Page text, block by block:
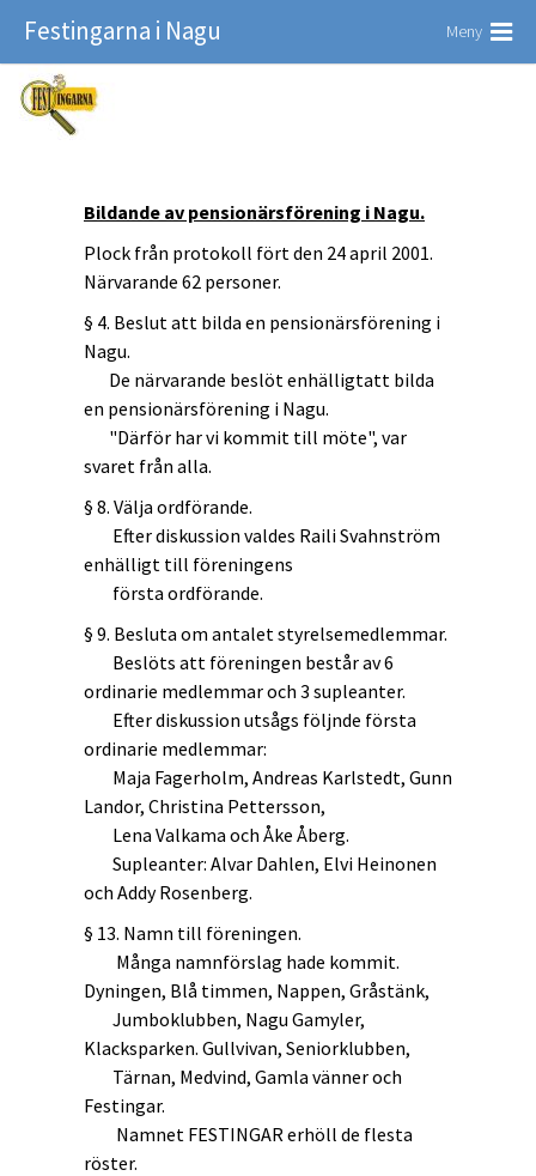
Festingarna i Nagu Meny
Bildande av pensionärsförening i Nagu.
Plock från protokoll fört den 24 april 2001.
Närvarande 62 personer.
§ 4. Beslut att bilda en pensionärsförening i
Nagu.
De närvarande beslöt enhälligtatt bilda
en pensionärsförening i Nagu.
"Därför har vi kommit till möte", var
svaret från alla.
§ 8. Välja ordförande.
Efter diskussion valdes Raili Svahnström
enhälligt till föreningens
första ordförande.
§ 9. Besluta om antalet styrelsemedlemmar.
Beslöts att föreningen består av 6
ordinarie medlemmar och 3 supleanter.
Efter diskussion utsågs följnde första
ordinarie medlemmar:
Maja Fagerholm, Andreas Karlstedt, Gunn
Landor, Christina Pettersson,
Lena Valkama och Åke Åberg.
Supleanter: Alvar Dahlen, Elvi Heinonen
och Addy Rosenberg.
§ 13. Namn till föreningen.
Många namnförslag hade kommit.
Dyningen, Blå timmen, Nappen, Gråstänk,
Jumboklubben, Nagu Gamyler,
Klacksparken. Gullvivan, Seniorklubben,
Tärnan, Medvind, Gamla vänner och
Festingar.
Namnet FESTINGAR erhöll de flesta
röster.